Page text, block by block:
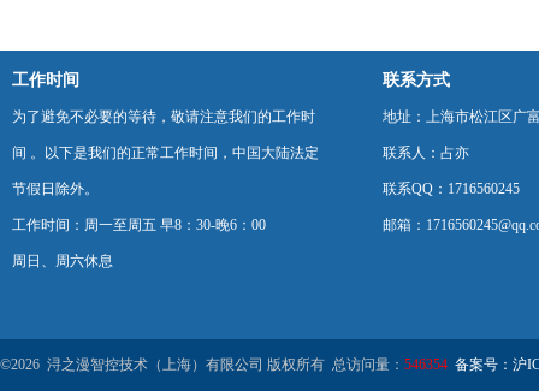
工作时间
为了避免不必要的等待，敬请注意我们的工作时
间 。以下是我们的正常工作时间，中国大陆法定
节假日除外。
工作时间：周一至周五 早8：30-晚6：00
周日、周六休息
联系方式
地址：上海市松江区广
联系人：占亦
联系QQ：1716560245
邮箱：
©2026 浔之漫智控技术（上海）有限公司 版权所有 总访问量： 546354 备案号：沪